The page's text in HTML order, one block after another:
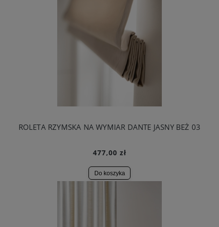
ROLETA RZYMSKA NA WYMIAR DANTE JASNY BEŻ 03
477,00 zł
Do koszyka